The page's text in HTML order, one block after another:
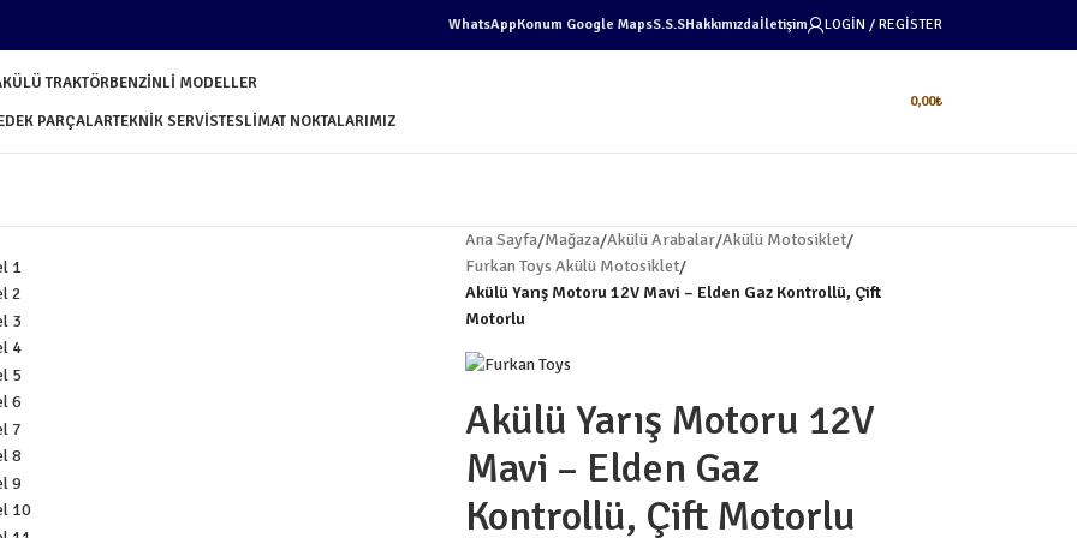
WhatsAppKonum Google MapsS.S.SHakkımızdaİletişim LOGIN / REGISTER
TRAKTÖRBENZINLI MODELLER
PARÇALARTEKNIK SERVISTESLIMAT NOKTALARIMIZ
0,00₺
Ana Sayfa/Mağaza/Akülü Arabalar/Akülü Motosiklet/
Furkan Toys Akülü Motosiklet/
Akülü Yarış Motoru 12V Mavi – Elden Gaz Kontrollü, Çift
Motorlu
Akülü Yarış Motoru 12V
Mavi – Elden Gaz
Kontrollü, Çift Motorlu